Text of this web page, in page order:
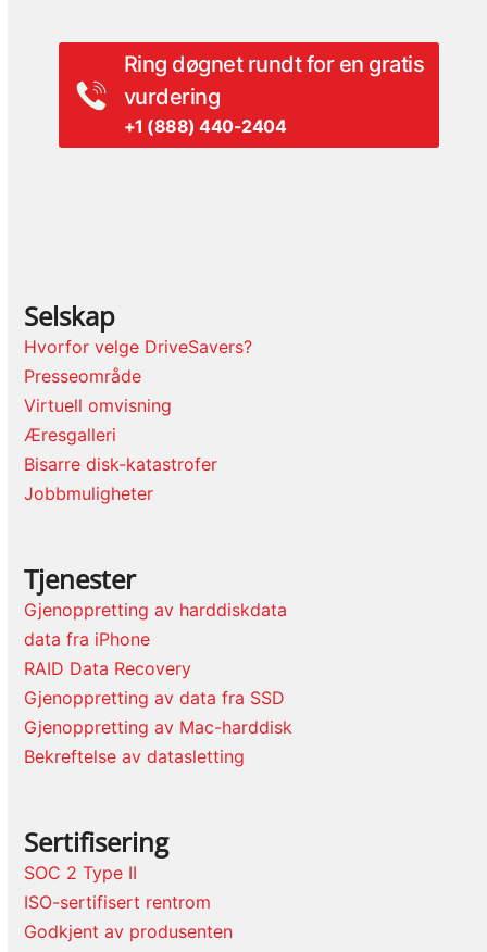
Ring døgnet rundt for en gratis
vurdering
+1 (888) 440-2404
Selskap
Hvorfor velge DriveSavers?
Presseområde
Virtuell omvisning
Æresgalleri
Bisarre disk-katastrofer
Jobbmuligheter
Tjenester
Gjenoppretting av harddiskdata
data fra iPhone
RAID Data Recovery
Gjenoppretting av data fra SSD
Gjenoppretting av Mac-harddisk
Bekreftelse av datasletting
Sertifisering
SOC 2 Type II
ISO-sertifisert rentrom
Godkjent av produsenten